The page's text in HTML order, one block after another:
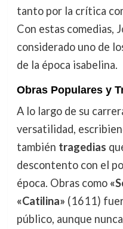
tanto por la crítica
Con estas comedias,
considerado uno de
de la época isabelina.
Obras Populares y
A lo largo de su
versatilidad,
también tragedias
descontento con el
época. Obras como
«Catilina» (1611)
público, aunque